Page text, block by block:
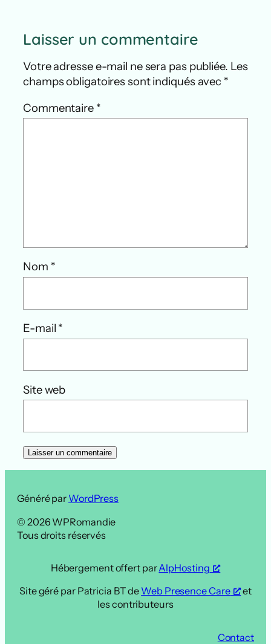
Laisser un commentaire
Votre adresse e-mail ne sera pas publiée. Les
champs obligatoires sont indiqués avec *
Commentaire *
Nom *
E-mail *
Site web
Généré par WordPress
© 2026 WPRomandie
Tous droits réservés
Hébergement offert parAlpHosting
Site géré par Patricia BT de Web Presence Care
et
les contributeurs
Contact